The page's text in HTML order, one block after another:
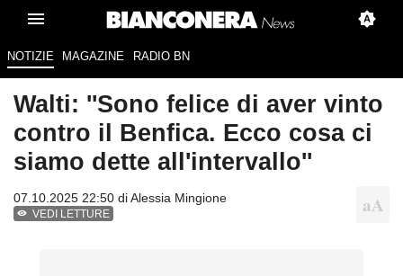
NOTIZIE MAGAZINE RADIO BN
Walti: ''Sono felice di aver vinto
contro il Benfica. Ecco cosa ci
siamo dette all'intervallo''
07.10.2025 22:50 diAlessia Mingione
VEDI LETTURE